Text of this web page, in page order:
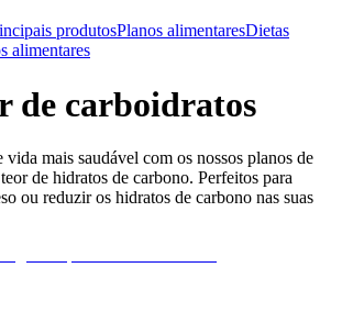
produtosPlanos alimentaresDietas
alimentares
de carboidratos
mais saudável com os nossos planos de
de hidratos de carbono. Perfeitos para
ou reduzir os hidratos de carbono nas suas